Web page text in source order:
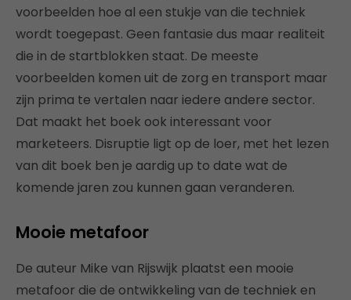
voorbeelden hoe al een stukje van die techniek
wordt toegepast. Geen fantasie dus maar realiteit
die in de startblokken staat. De meeste
voorbeelden komen uit de zorg en transport maar
zijn prima te vertalen naar iedere andere sector.
Dat maakt het boek ook interessant voor
marketeers. Disruptie ligt op de loer, met het lezen
van dit boek ben je aardig up to date wat de
komende jaren zou kunnen gaan veranderen.
Mooie metafoor
De auteur Mike van Rijswijk plaatst een mooie
metafoor die de ontwikkeling van de techniek en